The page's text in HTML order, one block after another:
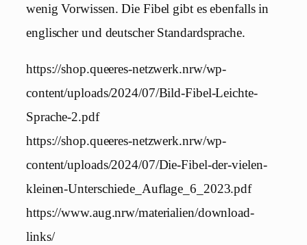
wenig Vorwissen. Die Fibel gibt es ebenfalls in
englischer und deutscher Standardsprache.
https://shop.queeres-netzwerk.nrw/wp-
content/uploads/2024/07/Bild-Fibel-Leichte-
Sprache-2.pdf
https://shop.queeres-netzwerk.nrw/wp-
content/uploads/2024/07/Die-Fibel-der-vielen-
kleinen-Unterschiede_Auflage_6_2023.pdf
https://www.aug.nrw/materialien/download-
links/